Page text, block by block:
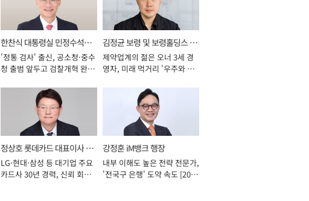
한찬식 대통령실 민정수석비
서관
'정통 검사' 출신, 공소청·중수
청 출범 앞두고 검찰개혁 완수
김정균 보령 및 보령홀딩스 대
표이사 사장
제약업계의 젊은 오너 3세 경
영자, 미래 먹거리 '우주와 헬
정상호 롯데카드 대표이사 사
장
LG·현대·삼성 등 대기업 주요
카드사 30년 경력, 신뢰 회복
강정훈 iM뱅크 행장
내부 이해도 높은 전략 전문가,
'전국구 은행' 도약 속도 [2026